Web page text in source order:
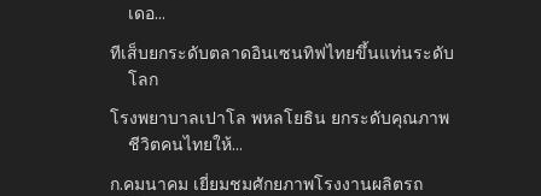
เดอ...
ทีเส็บยกระดับตลาดอินเซนทิฟไทยขึ้นแท่นระดับ
โลก
โรงพยาบาลเปาโล พหลโยธิน ยกระดับคุณภาพ
ชีวิตคนไทยให้...
ก.คมนาคม เยี่ยมชมศักยภาพโรงงานผลิตรถ